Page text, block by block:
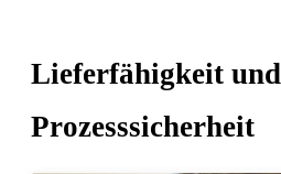
Lieferfähigkeit und
Prozesssicherheit